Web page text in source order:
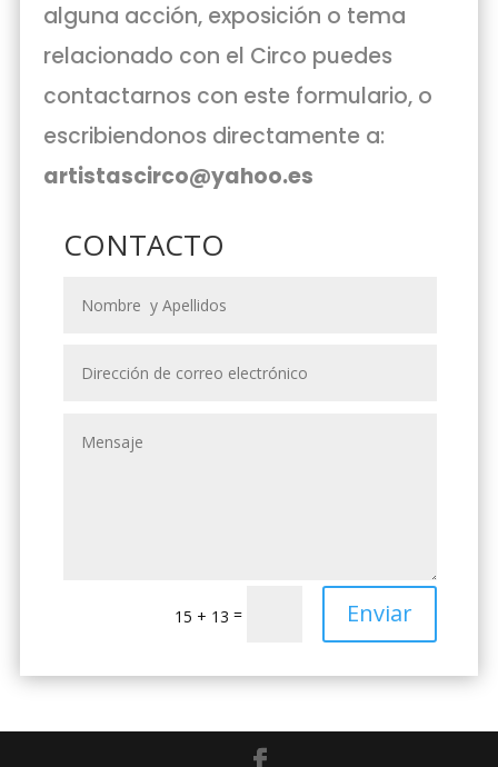
alguna acción, exposición o tema
relacionado con el Circo puedes
contactarnos con este formulario, o
escribiendonos directamente a:
artistascirco@yahoo.es
CONTACTO
15 + 13 = Enviar